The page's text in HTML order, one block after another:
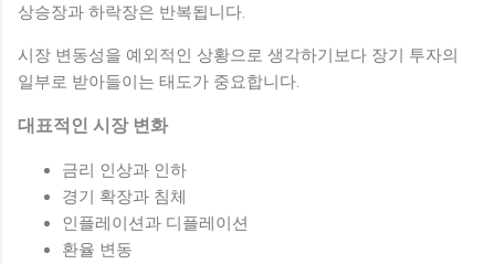
상승장과 하락장은 반복됩니다.
시장 변동성을 예외적인 상황으로 생각하기보다 장기 투자의
일부로 받아들이는 태도가 중요합니다.
대표적인 시장 변화
금리 인상과 인하
경기 확장과 침체
인플레이션과 디플레이션
환율 변동